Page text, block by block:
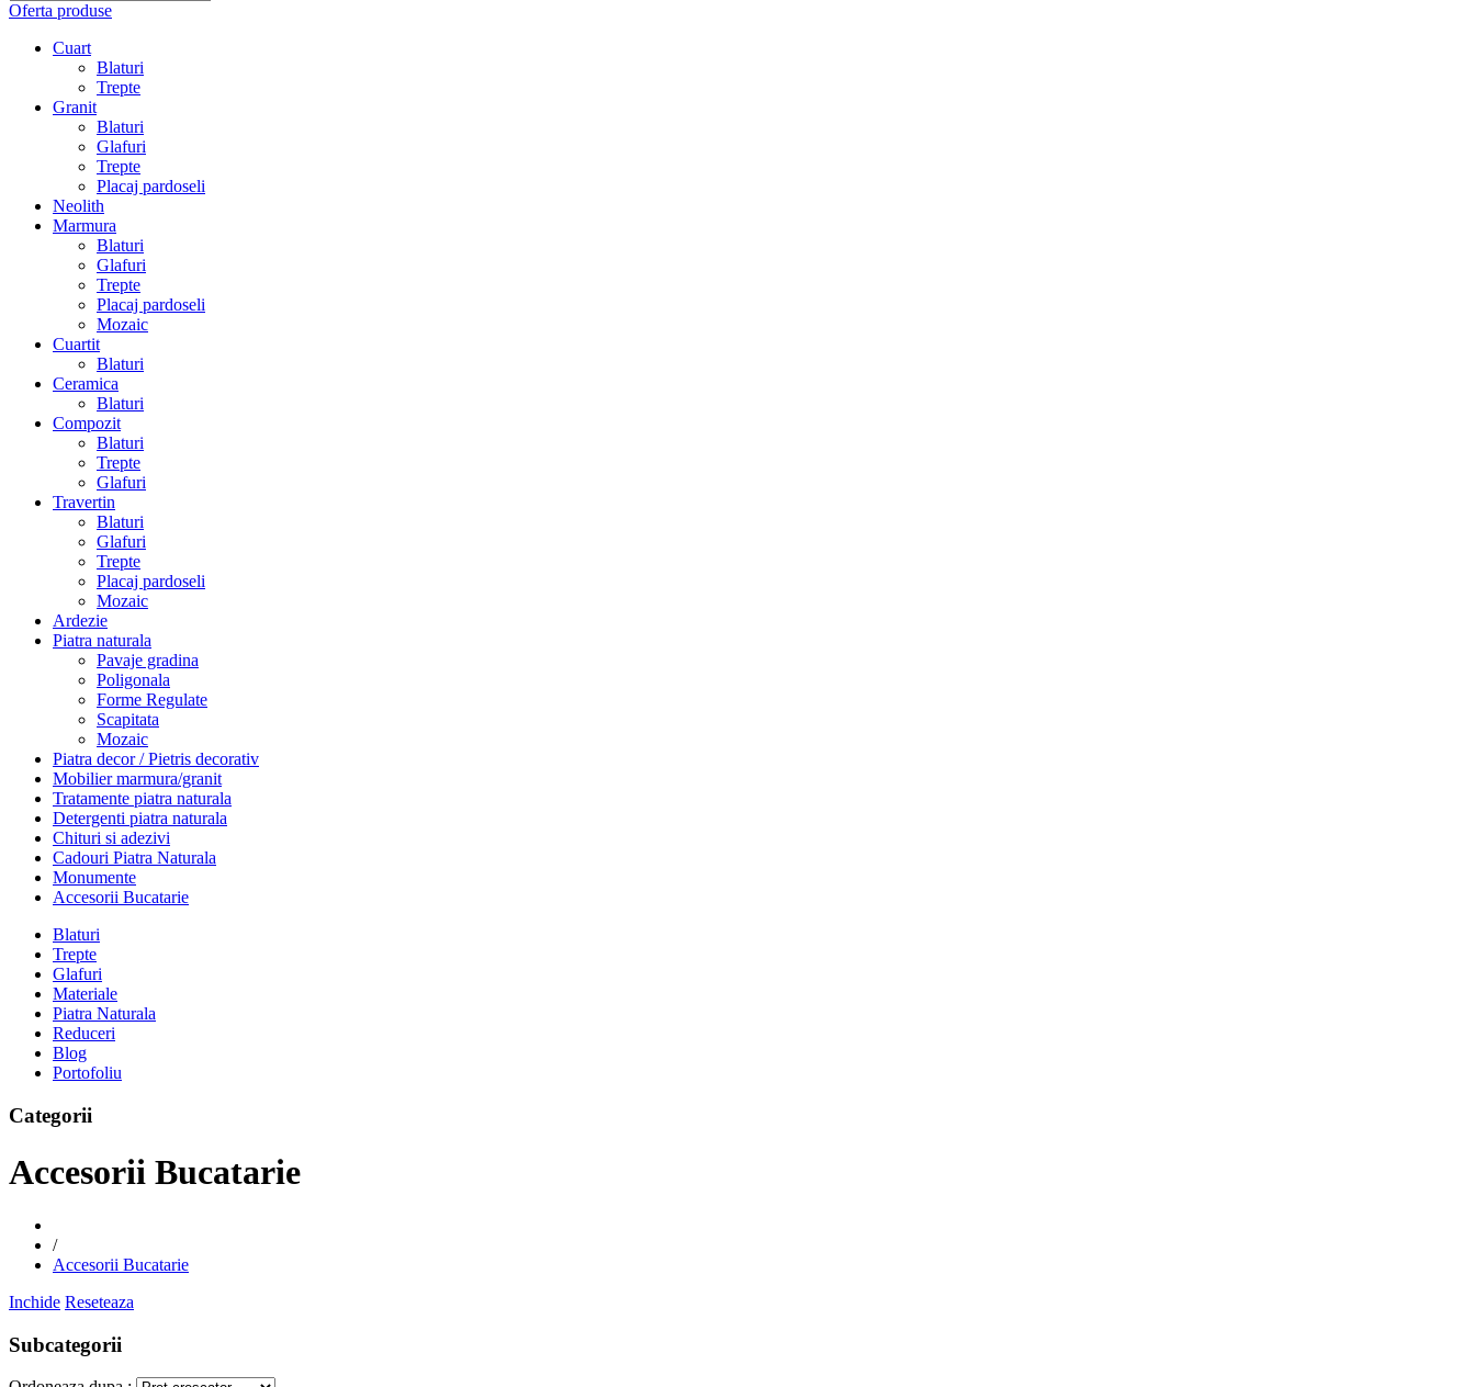
Oferta produse
Cuart
Blaturi
Trepte
Granit
Blaturi
Glafuri
Trepte
Placaj pardoseli
Neolith
Marmura
Blaturi
Glafuri
Trepte
Placaj pardoseli
Mozaic
Cuartit
Blaturi
Ceramica
Blaturi
Compozit
Blaturi
Trepte
Glafuri
Travertin
Blaturi
Glafuri
Trepte
Placaj pardoseli
Mozaic
Ardezie
Piatra naturala
Pavaje gradina
Poligonala
Forme Regulate
Scapitata
Mozaic
Piatra decor / Pietris decorativ
Mobilier marmura/granit
Tratamente piatra naturala
Detergenti piatra naturala
Chituri si adezivi
Cadouri Piatra Naturala
Monumente
Accesorii Bucatarie
Blaturi
Trepte
Glafuri
Materiale
Piatra Naturala
Reduceri
Blog
Portofoliu
Categorii
Accesorii Bucatarie
/
Accesorii Bucatarie
Inchide Reseteaza
Subcategorii